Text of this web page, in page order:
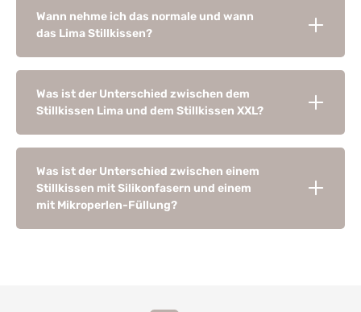
Wann nehme ich das normale und wann
das Lima Stillkissen?
Was ist der Unterschied zwischen dem
Stillkissen Lima und dem Stillkissen XXL?
Was ist der Unterschied zwischen einem
Stillkissen mit Silikonfasern und einem
mit Mikroperlen-Füllung?